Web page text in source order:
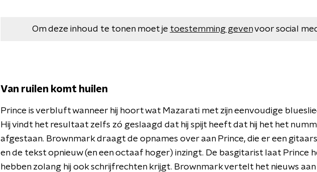
Om deze inhoud te tonen moet je toestemming gevenvoor social
Van ruilen komt huilen
Prince is verbluft wanneer hij hoort wat Mazarati met zijn eenvoudige
Hij vindt het resultaat zelfs zó geslaagd dat hij spijt heeft dat hij het het
afgestaan. Brownmark draagt de opnames over aan Prince, die er een
en de tekst opnieuw (en een octaaf hoger) inzingt. De basgitarist laat Prince
hebben zolang hij ook schrijfrechten krijgt. Brownmark vertelt het nieuws